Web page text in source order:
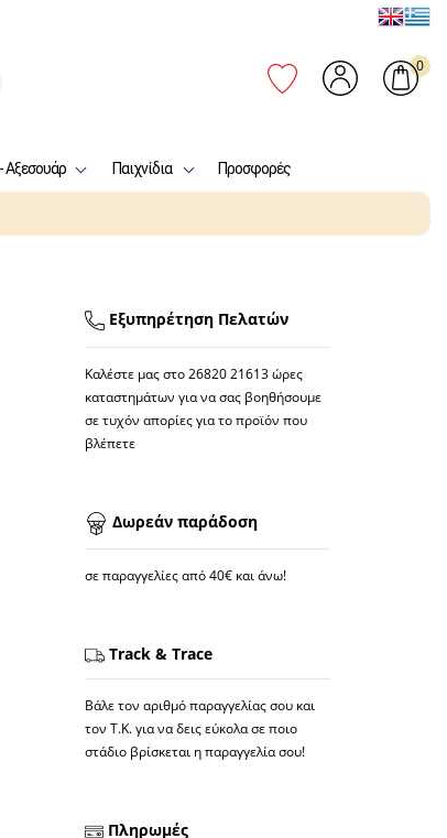
0
Αξεσουάρ Παιχνίδια Προσφορές
Εξυπηρέτηση Πελατών
Καλέστε μας στο26820 21613ώρες
καταστημάτων για να σας βοηθήσουμε
σε τυχόν απορίες για το προϊόν που
βλέπετε
Δωρεάν παράδοση
σε παραγγελίες από 40€ και άνω!
Track & Trace
Βάλε τον αριθμό παραγγελίας σου και
τον Τ.Κ. για να δεις εύκολα σε ποιο
στάδιο βρίσκεται η παραγγελία σου!
Πληρωμές